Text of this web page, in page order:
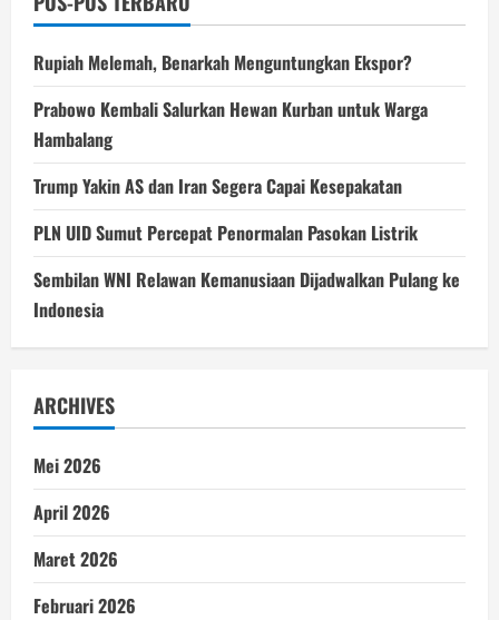
Rupiah Melemah, Benarkah Menguntungkan Ekspor?
Prabowo Kembali Salurkan Hewan Kurban untuk Warga
Hambalang
Trump Yakin AS dan Iran Segera Capai Kesepakatan
PLN UID Sumut Percepat Penormalan Pasokan Listrik
Sembilan WNI Relawan Kemanusiaan Dijadwalkan Pulang ke
Indonesia
ARCHIVES
Mei 2026
April 2026
Maret 2026
Februari 2026